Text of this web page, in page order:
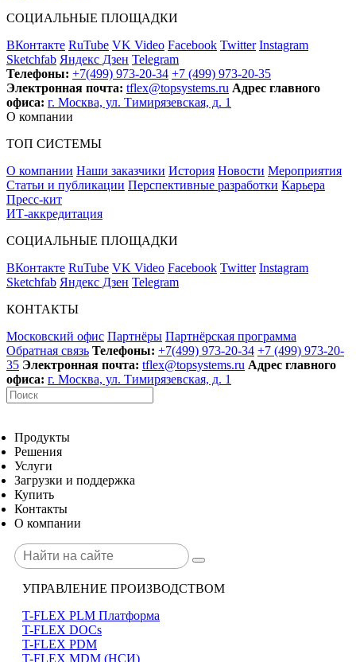
СОЦИАЛЬНЫЕ ПЛОЩАДКИ
ВКонтакте RuTube VK Video Facebook Twitter Instagram
Sketchfab Яндекс Дзен Telegram
Телефоны: +7(499) 973-20-34 +7 (499) 973-20-35
Электронная почта: tflex@topsystems.ru Адрес главного
офиса: г. Москва, ул. Тимирязевская, д. 1
О компании
ТОП СИСТЕМЫ
О компании Наши заказчики История Новости Мероприятия
Статьи и публикации Перспективные разработки Карьера
Пресс-кит
ИТ-аккредитация
СОЦИАЛЬНЫЕ ПЛОЩАДКИ
ВКонтакте RuTube VK Video Facebook Twitter Instagram
Sketchfab Яндекс Дзен Telegram
КОНТАКТЫ
Московский офис Партнёры Партнёрская программа
Обратная связь Телефоны: +7(499) 973-20-34 +7 (499) 973-20-
35 Электронная почта: tflex@topsystems.ru Адрес главного
офиса: г. Москва, ул. Тимирязевская, д. 1
Продукты
Решения
Услуги
Загрузки и поддержка
Купить
Контакты
О компании
УПРАВЛЕНИЕ ПРОИЗВОДСТВОМ
T-FLEX PLM Платформа
T-FLEX DOCs
T-FLEX PDM
T-FLEX MDM (НСИ)